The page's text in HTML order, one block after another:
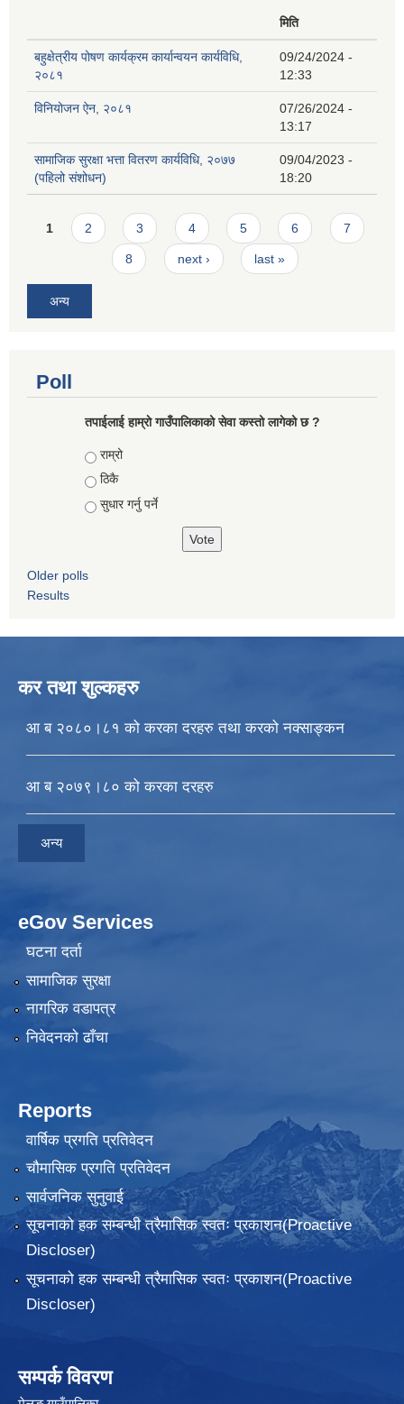
मिति
बहुक्षेत्रीय पोषण कार्यक्रम कार्यान्वयन कार्यविधि,
२०८१
09/24/2024 -
12:33
विनियोजन ऐन, २०८१
07/26/2024 -
13:17
सामाजिक सुरक्षा भत्ता वितरण कार्यविधि, २०७७
(पहिलो संशोधन)
09/04/2023 -
18:20
Pages
1 2 3 4 5 6 7
8 next › last »
अन्य
Poll
तपाईलाई हाम्राे गाउँपालिकाको सेवा कस्तो लागेको छ ?
Choices
राम्रो
ठिकै
सुधार गर्नु पर्ने
Older polls
Results
कर तथा शुल्कहरु
आ ब २०८०।८१ को करका दरहरु तथा करको नक्साङ्कन
आ ब २०७९।८० को करका दरहरु
अन्य
eGov Services
घटना दर्ता
सामाजिक सुरक्षा
नागरिक वडापत्र
निवेदनकाे ढाँचा
Reports
वार्षिक प्रगति प्रतिवेदन
चौमासिक प्रगति प्रतिवेदन
सार्वजनिक सुनुवाई
सूचनाको हक सम्बन्धी त्रैमासिक स्वतः प्रकाशन(Proactive
Discloser)
सूचनाको हक सम्बन्धी त्रैमासिक स्वतः प्रकाशन(Proactive
Discloser)
सम्पर्क विवरण